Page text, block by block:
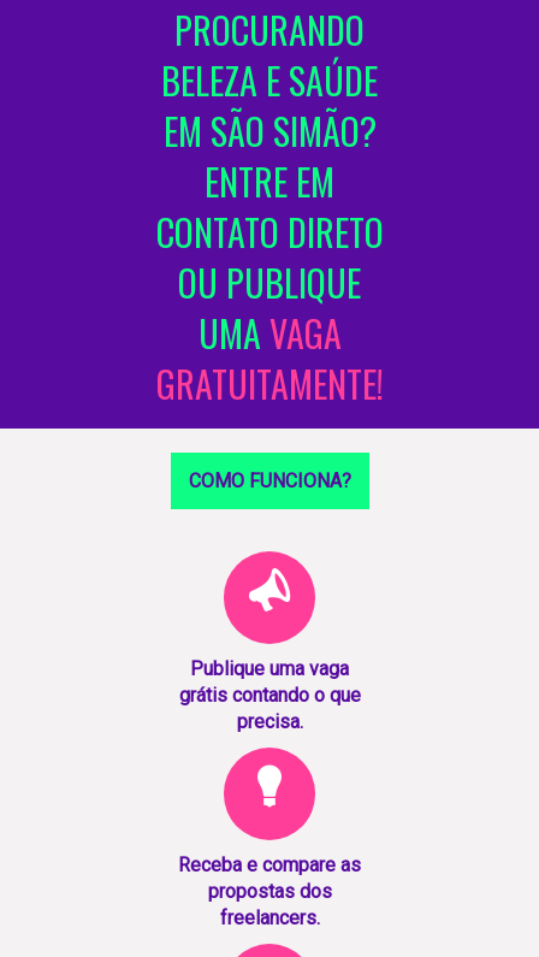
PROCURANDO
BELEZA E SAÚDE
EM SÃO SIMÃO?
ENTRE EM
CONTATO DIRETO
OU PUBLIQUE
UMAVAGA
GRATUITAMENTE!
COMO FUNCIONA?
Publique uma vaga
grátis contando o que
precisa.
Receba e compare as
propostas dos
freelancers.